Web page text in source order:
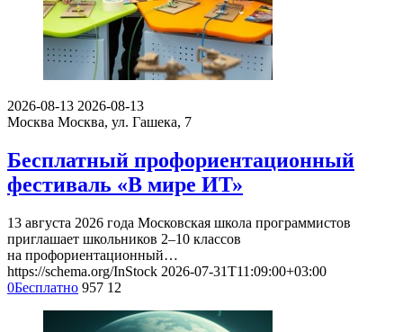
2026-08-13 2026-08-13
Москва Москва, ул. Гашека, 7
Бесплатный профориентационный
фестиваль «В мире ИТ»
13 августа 2026 года Московская школа программистов
приглашает школьников 2–10 классов
на профориентационный…
https://schema.org/InStock 2026-07-31T11:09:00+03:00
0Бесплатно 957 12